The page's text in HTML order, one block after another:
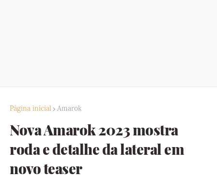
Página inicial Amarok
Nova Amarok 2023 mostra
roda e detalhe da lateral em
novo teaser